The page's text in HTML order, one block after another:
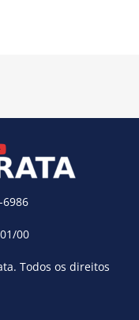
6986
00
. Todos os direitos